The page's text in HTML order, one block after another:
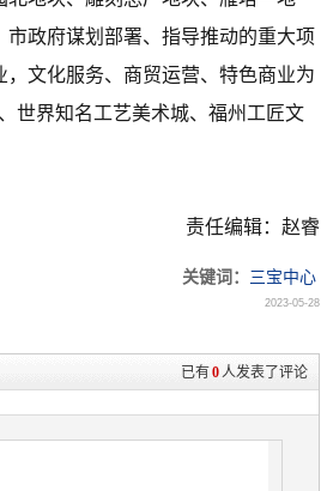
市政府谋划部署、指导推动的重大项
文化服务、商贸运营、特色商业为
世界知名工艺美术城、福州工匠文
责任编辑：赵睿
关键词： 三宝中心
2023-05-28
已有0人发表了评论